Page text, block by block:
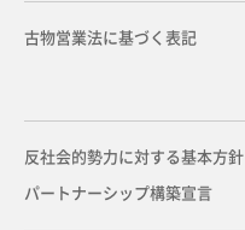
古物営業法に基づく表記
反社会的勢力に対する基本方針
パートナーシップ構築宣言